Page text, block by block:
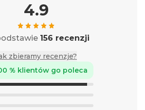
4.9
156 recenzji
zbieramy recenzje?
% klientów go poleca